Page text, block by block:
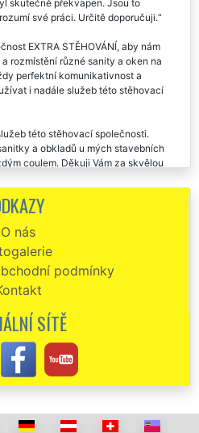
Během 6 hodin dokázali vynosit
skutečně překvapen. Jsou to
EXTRA STĚHOVÁNÍ, aby nám
rozmístění různé sanity a oken na
perfektní komunikativnost a
i nadále služeb této stěhovací
této stěhovací společnosti.
a obkladů u mých stavebních
služeb společnosti EXTRA
rozmístění stavebních materiálů v
a pracovitý. Jejich stěhovací
ODKAZY
O nás
podmínky
Kontakt
SÍTĚ